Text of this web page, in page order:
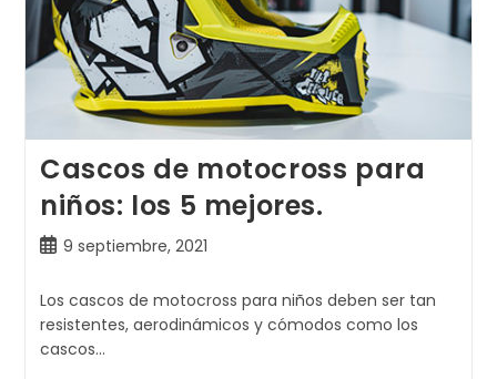
Cascos de motocross para
niños: los 5 mejores.
Publicación
la
entrada:
9 septiembre, 2021
Los cascos de motocross para niños deben ser tan
resistentes, aerodinámicos y cómodos como los
cascos…